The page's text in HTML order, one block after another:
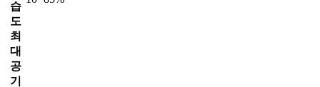
습
도
최
대
공
기